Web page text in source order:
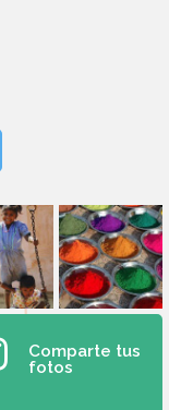
Comparte tus
fotos